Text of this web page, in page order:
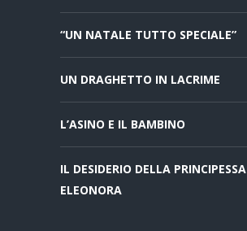
“UN NATALE TUTTO SPECIALE”
UN DRAGHETTO IN LACRIME
L’ASINO E IL BAMBINO
IL DESIDERIO DELLA PRINCIPESSA
ELEONORA